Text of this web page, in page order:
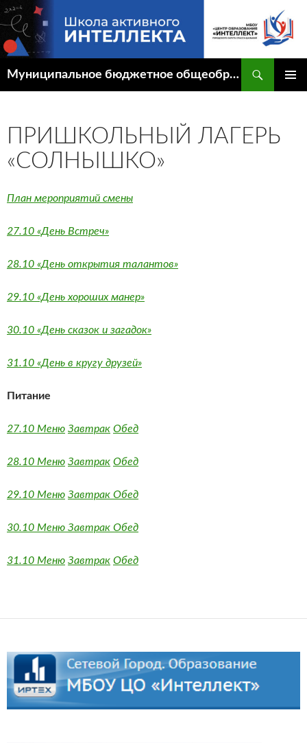
Перейти
к
содержимому
Муниципальное бюджетное общеобразовательное учреждение "Центр образования "Интеллект" городского округа Спасск-Дальний
ПРИШКОЛЬНЫЙ ЛАГЕРЬ
«СОЛНЫШКО»
План мероприятий смены
27.10 «День Встреч»
28.10 «День открытия талантов»
29.10 «День хороших манер»
30.10 «День сказок и загадок»
31.10 «День в кругу друзей»
Питание
27.10 Меню Завтрак Обед
28.10 Меню Завтрак Обед
29.10 Меню Завтрак Обед
30.10 Меню Завтрак Обед
31.10 Меню Завтрак Обед